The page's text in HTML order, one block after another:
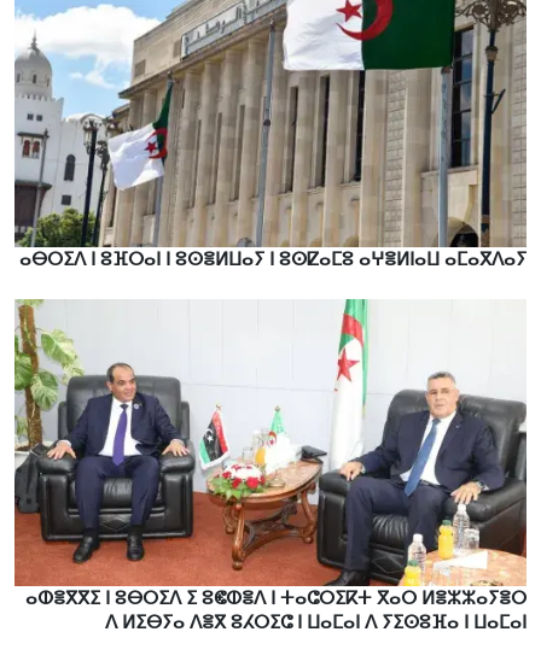
ⴰⴱⵔⵉⴷ ⵏ ⵓⴼⵔⴰⵏ ⵏ ⵓⵙⴻⵍⵡⴰⵢ ⵏ ⵓⵙⵇⴰⵎⵓ ⴰⵖⴻⵍⵏⴰⵡ ⴰⵎⴰⴳⴷⴰⵢ
ⴰⵀⴻⴳⴳⵉ ⵏ ⵓⴱⵔⵉⴷ ⵉ ⵓⵞⵀⴻⴷ ⵏ ⵜⴰⵛⵔⵉⴽⵜ ⴳⴰⵔ ⵍⴻⵣⵣⴰⵢⴻⵔ
ⴷ ⵍⵉⴱⵢⴰ ⴷⴻⴳ ⵓⵃⵔⵉⵛ ⵏ ⵡⴰⵎⴰⵏ ⴷ ⵢⵉⵙⵓⴼⴰ ⵏ ⵡⴰⵎⴰⵏ